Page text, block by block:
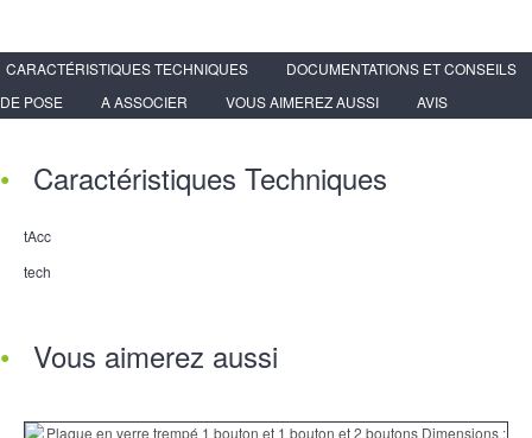
Programma per rivenditori - LIVOLO Francia Sito Ufficiale di
CARACTÉRISTIQUES TECHNIQUES
DOCUMENTATIONS ET CONSEILS
DE POSE
A ASSOCIER VOUS AIMEREZ AUSSI AVIS
Caractéristiques Techniques
tAcc
tech
Vous aimerez aussi